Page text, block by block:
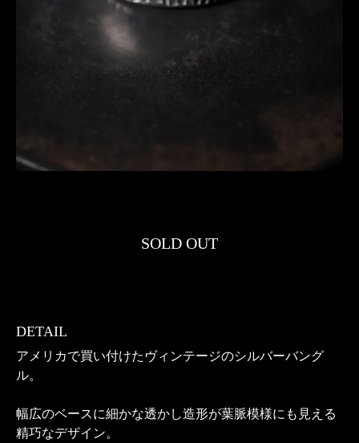
SOLD OUT
DETAIL
アメリカで買い付けたヴィンテージのシルバーバング
ル。
幅広のベースに細かな透かし造形が葉脈模様にも見える
精巧なデザイン。